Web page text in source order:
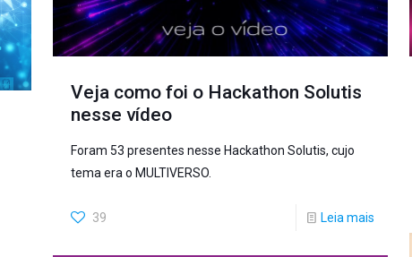
Veja como foi o Hackathon Solutis
nesse vídeo
Foram 53 presentes nesse Hackathon Solutis, cujo
tema era o MULTIVERSO.
39 Leia mais